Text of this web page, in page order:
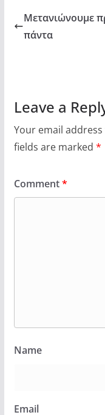
Μετανιώνουμε
πάντα
Leave a
Your email
fields are marked *
Comment*
Name
Email